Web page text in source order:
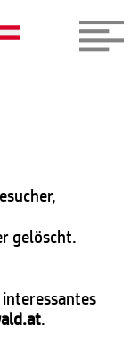
gelöscht.
.